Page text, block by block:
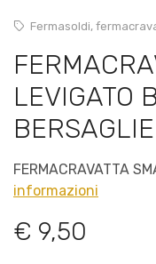
Fermasoldi,
LEVIGATO
FERMACRAVATTA
informazioni
€ 9,50